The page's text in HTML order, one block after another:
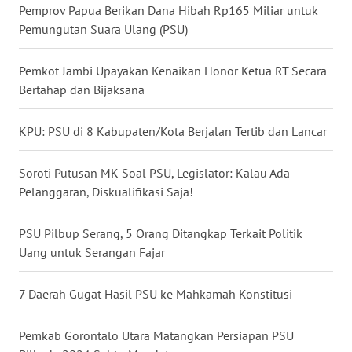
Pemprov Papua Berikan Dana Hibah Rp165 Miliar untuk
Pemungutan Suara Ulang (PSU)
Pemkot Jambi Upayakan Kenaikan Honor Ketua RT Secara
Bertahap dan Bijaksana
KPU: PSU di 8 Kabupaten/Kota Berjalan Tertib dan Lancar
Soroti Putusan MK Soal PSU, Legislator: Kalau Ada
Pelanggaran, Diskualifikasi Saja!
PSU Pilbup Serang, 5 Orang Ditangkap Terkait Politik
Uang untuk Serangan Fajar
7 Daerah Gugat Hasil PSU ke Mahkamah Konstitusi
Pemkab Gorontalo Utara Matangkan Persiapan PSU
BABEL
SUMBAR
WN
SUMSEL
WN
BENGKULU
WN
LAMPUNG
WN
JATENG